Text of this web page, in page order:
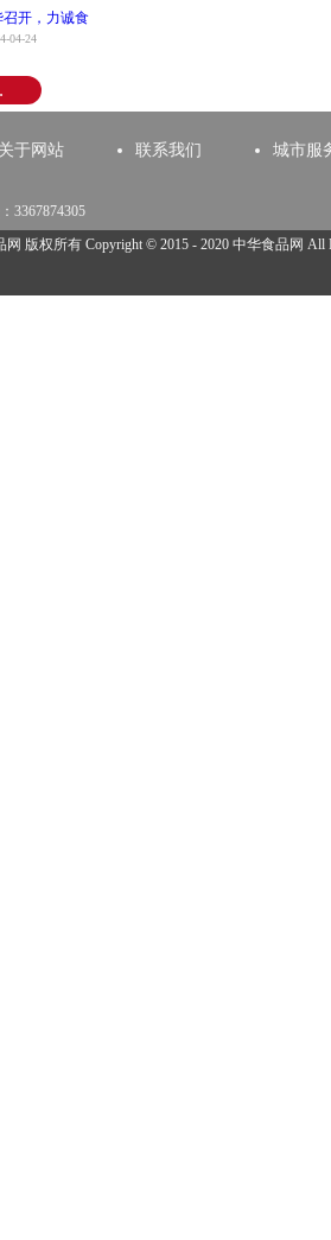
开，力诚食
04-24
关于网站 联系我们 城市服
3367874305
918825737@qq.com
网 版权所有 Copyright © 2015 - 2020 中华食品网 All